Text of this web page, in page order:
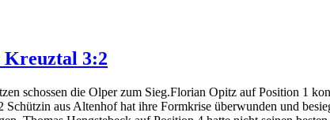
Kreuztal 3:2
schossen die Olper zum Sieg.Florian Opitz auf Position 1
aus Altenhof hat ihre Formkrise überwunden und